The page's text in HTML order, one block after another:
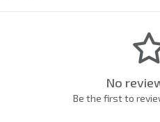
No
Be the first to